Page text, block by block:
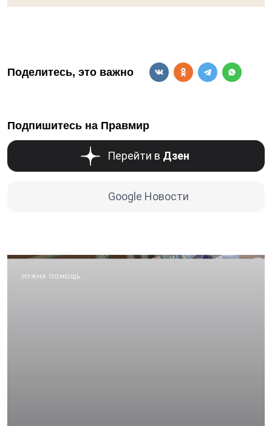
Поделитесь, это важно
Подпишитесь на Правмир
Перейти в Дзен
Google Новости
НУЖНА ПОМОЩЬ